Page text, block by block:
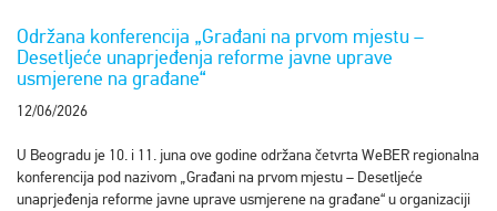
Održana konferencija „Građani na prvom mjestu –
Desetljeće unaprjeđenja reforme javne uprave
usmjerene na građane“
12/06/2026
U Beogradu je 10. i 11. juna ove godine održana četvrta WeBER regionalna
konferencija pod nazivom „Građani na prvom mjestu – Desetljeće
unaprjeđenja reforme javne uprave usmjerene na građane“ u organizaciji